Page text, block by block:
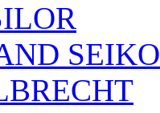
SEIKO